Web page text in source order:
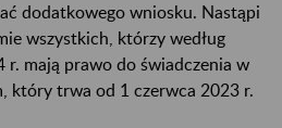
dodatkowego wniosku. Nastąpi
wszystkich, którzy według
r. mają prawo do świadczenia w
który trwa od 1 czerwca 2023 r.